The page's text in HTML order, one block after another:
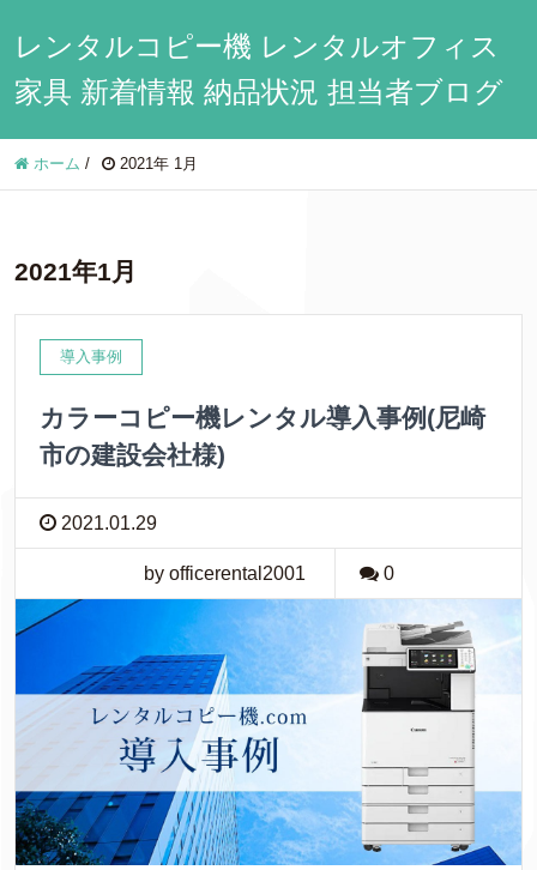
レンタルコピー機 レンタルオフィス
家具 新着情報 納品状況 担当者ブログ
ホーム / 2021年 1月
2021年1月
導入事例
カラーコピー機レンタル導入事例(尼崎
市の建設会社様)
2021.01.29
by officerental2001 0